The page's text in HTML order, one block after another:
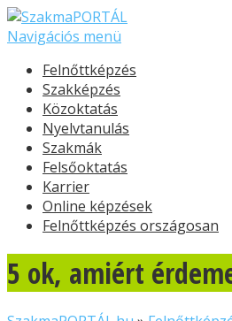
Navigációs menü
Felnőttképzés
Szakképzés
Közoktatás
Nyelvtanulás
Szakmák
Felsőoktatás
Karrier
Online képzések
Felnőttképzés országosan
5 ok, amiért